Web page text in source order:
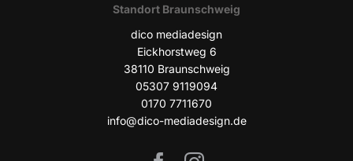
Stand­ort Braunschweig
dico media­de­sign
Eick­horst­weg 6
38110 Braun­schweig
05307 9119094
0170 7711670
info@dico-mediadesign.de